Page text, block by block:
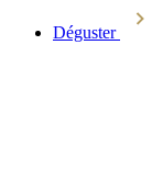
Déguster